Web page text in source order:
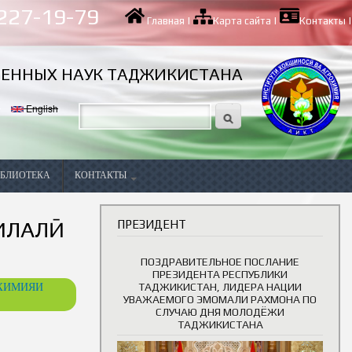
227-19-79 Главная | Карта сайта | Контакты|
НАУК ТАДЖИКИСТАНА
English
КОНТАКТЫ
ПРЕЗИДЕНТ
ПОЗДРАВИТЕЛЬНОЕ ПОСЛАНИЕ
ПРЕЗИДЕНТА РЕСПУБЛИКИ
ТАДЖИКИСТАН, ЛИДЕРА НАЦИИ
УВАЖАЕМОГО ЭМОМАЛИ РАХМОНА ПО
СЛУЧАЮ ДНЯ МОЛОДЁЖИ
ТАДЖИКИСТАНА